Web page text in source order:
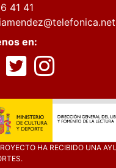
41 41
en:
HA RECIBIDO UNA